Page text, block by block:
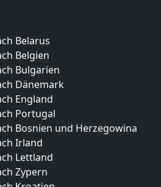
Belarus
Belgien
Bulgarien
Dänemark
England
Portugal
Bosnien und Herzegowina
Irland
Lettland
Zypern